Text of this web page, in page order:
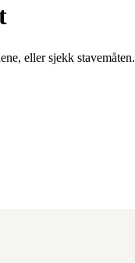
eller sjekk stavemåten.